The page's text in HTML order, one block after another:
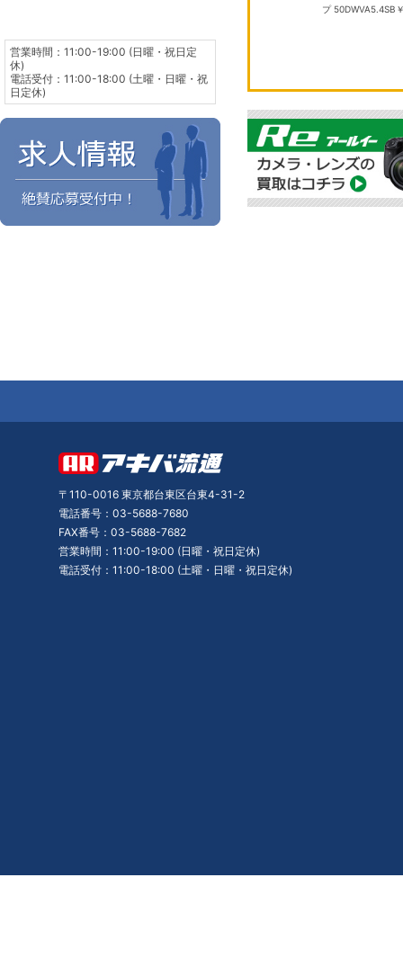
プ 50DWVA5.4SB
営業時間：11:00-19:00 (日曜・祝日定
休)
電話受付：11:00-18:00 (土曜・日曜・祝
日定休)
〒110-0016 東京都台東区台東4-31-2
電話番号：03-5688-7680
FAX番号：03-5688-7682
営業時間：11:00-19:00 (日曜・祝日定休)
電話受付：11:00-18:00 (土曜・日曜・祝日定休)